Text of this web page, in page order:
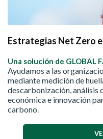
Estrategias Net Zero
Una solución de GLOBAL
Ayudamos a las
mediante medición de
descarbonización, análisis
económica e innovación
carbono.